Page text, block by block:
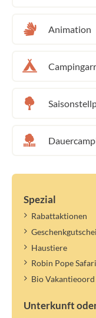
Animation
Spezial
Rabattaktionen
Haustiere
Robin Pope
Bio Vakantieoord
Unterkunft